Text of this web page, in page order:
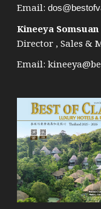
Email:
Kineeya Somsuan
Director , Sales &
Email: